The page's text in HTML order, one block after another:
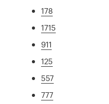
178
1715
911
125
557
777